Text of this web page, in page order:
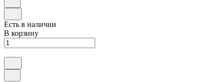
Есть в наличии
В корзину